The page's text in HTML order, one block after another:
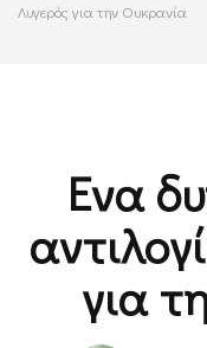
Λυγερός για την Ουκρανία
Ενα
για